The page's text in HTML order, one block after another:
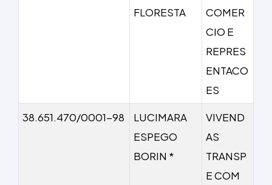
FLORESTA
COMER
CIO E
REPRES
ENTACO
ES
38.651.470/0001-98
LUCIMARA
ESPEGO
BORIN *
VIVEND
AS
TRANSP
E COM